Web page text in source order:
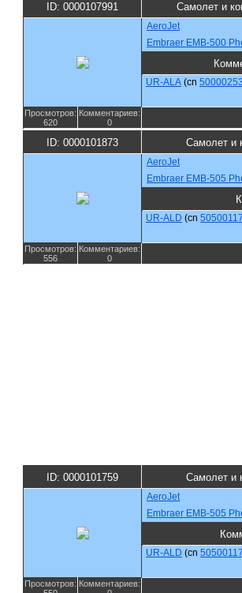
ID: 0000107991 Самолет и
AeroJet
Embraer EMB-500
UR-ALA (cn
Просмотров:
620
Комментариев:
0
ID: 0000101873 Самолет и
AeroJet
Embraer EMB-505
UR-ALD (cn
Просмотров:
556
Комментариев:
0
ID: 0000101759 Самолет и
AeroJet
Embraer EMB-505
UR-ALD (cn
Просмотров: Комментариев: